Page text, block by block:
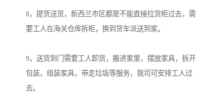
8，提货送货，新西兰市区都是不能直接拉货柜过去，需
要工人在海关仓库拆柜，换到货车派送到家。
9，送货到门需要工人卸货，搬进家里，摆放家具，拆开
包装，组装家具，带走垃圾等服务，我司可安排工人过
去。